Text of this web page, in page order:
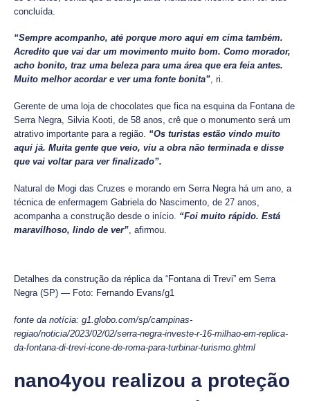
concluída.
“Sempre acompanho, até porque moro aqui em cima também.
Acredito que vai dar um movimento muito bom. Como morador,
acho bonito, traz uma beleza para uma área que era feia antes.
Muito melhor acordar e ver uma fonte bonita”, ri.
Gerente de uma loja de chocolates que fica na esquina da Fontana de
Serra Negra, Silvia Kooti, de 58 anos, crê que o monumento será um
atrativo importante para a região. “Os turistas estão vindo muito
aqui já. Muita gente que veio, viu a obra não terminada e disse
que vai voltar para ver finalizado”.
Natural de Mogi das Cruzes e morando em Serra Negra há um ano, a
técnica de enfermagem Gabriela do Nascimento, de 27 anos,
acompanha a construção desde o início. “Foi muito rápido. Está
maravilhoso, lindo de ver” , afirmou.
Detalhes da construção da réplica da “Fontana di Trevi” em Serra
Negra (SP) — Foto: Fernando Evans/g1
fonte da notícia: g1.globo.com/sp/campinas-
regiao/noticia/2023/02/02/serra-negra-investe-r-16-milhao-em-replica-
da-fontana-di-trevi-icone-de-roma-para-turbinar-turismo.ghtml
nano4you realizou a proteção